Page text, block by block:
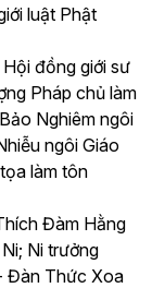
luật Phật
đồng giới sư
Pháp chủ làm
Nghiêm ngôi
ngôi Giáo
làm tôn
Đàm Hằng
Ni trưởng
Đàn Thức Xoa